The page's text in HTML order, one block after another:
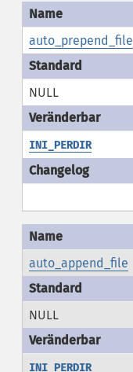
auto_prepend_file
NULL
INI_PERDIR
auto_append_file
NULL
INI_PERDIR